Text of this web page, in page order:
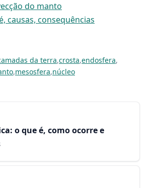
do manto
causas, consequências
da terra,crosta,endosfera,
,mesosfera,núcleo
de Post
o que é, como ocorre e